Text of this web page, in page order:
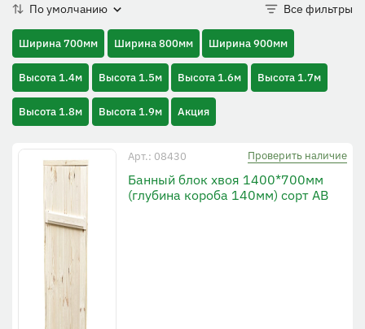
По умолчанию Все фильтры
Ширина 700мм Ширина 800мм Ширина 900мм
Высота 1.4м Высота 1.5м Высота 1.6м Высота 1.7м
Высота 1.8м Высота 1.9м Акция
Арт.: 08430 Проверить наличие
Банный блок хвоя 1400*700мм
(глубина короба 140мм) сорт АВ